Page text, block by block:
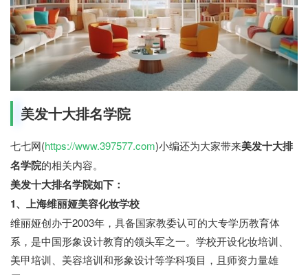
美发十大排名学院
七七网(https://www.397577.com)小编还为大家带来美发十大排
名学院的相关内容。
美发十大排名学院如下：
1、上海维丽娅美容化妆学校
维丽娅创办于2003年，具备国家教委认可的大专学历教育体
系，是中国形象设计教育的领头军之一。学校开设化妆培训、
美甲培训、美容培训和形象设计等学科项目，且师资力量雄